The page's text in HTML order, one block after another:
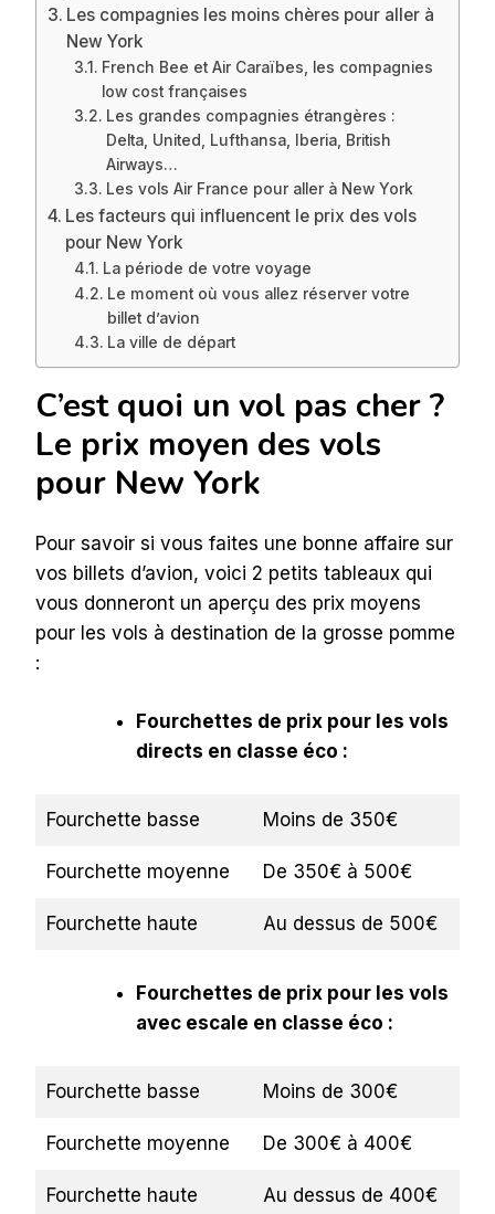
Les compagnies les moins chères pour aller à
New York
French Bee et Air Caraïbes, les compagnies
low cost françaises
Les grandes compagnies étrangères :
Delta, United, Lufthansa, Iberia, British
Airways…
Les vols Air France pour aller à New York
Les facteurs qui influencent le prix des vols
pour New York
La période de votre voyage
Le moment où vous allez réserver votre
billet d’avion
La ville de départ
C’est quoi un vol pas cher ?
Le prix moyen des vols
pour New York
Pour savoir si vous faites une bonne affaire sur
vos billets d’avion, voici 2 petits tableaux qui
vous donneront un aperçu des prix moyens
pour les vols à destination de la grosse pomme
:
Fourchettes de prix pour les vols
directs en classe éco :
Fourchette basse Moins de 350€
Fourchette moyenne De 350€ à 500€
Fourchette haute Au dessus de 500€
Fourchettes de prix pour les vols
avec escale en classe éco :
Fourchette basse Moins de 300€
Fourchette moyenne De 300€ à 400€
Fourchette haute Au dessus de 400€